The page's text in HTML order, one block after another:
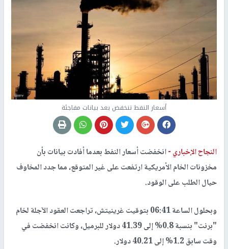
أسعار النفط تنخفض بعد بيانات مفاجئة
النجاح الإخباري -انخفضت أسعار النفط بعدما أفادت بيانات بأن
مخزونات الخام الأمريكية ارتفعت على غير المتوقع، مما جدد المخاوف
حيال الطلب على الوقود.
وبحلول الساعة 06:41 بتوقيت غرينيتش، تراجعت العقود الآجلة لخام
"برنت" بنسبة 0.8% إلى 41.39 دولار للبرميل، وكانت انخفضت في
وقت سابق 1.2% إلى 40.21 دولار.